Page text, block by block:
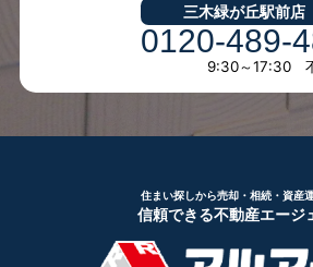
三木緑が丘駅前店
0120-489-
9:30～17:30
住まい探しから売却・相続・資産
信頼できる不動産エージ